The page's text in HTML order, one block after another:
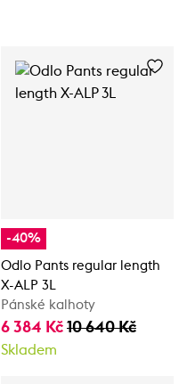
-40%
Odlo Pants regular length
X-ALP 3L
Pánské kalhoty
6 384 Kč 10 640 Kč
Skladem